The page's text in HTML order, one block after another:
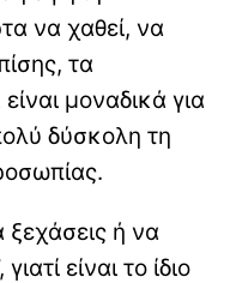
να χαθεί, να
τα
μοναδικά για
δύσκολη τη
ή να
είναι το ίδιο